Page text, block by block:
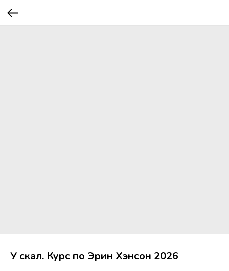
У скал. Курс по Эрин Хэнсон 2026